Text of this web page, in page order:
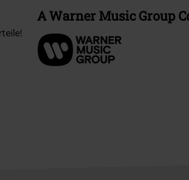
A Warner Music Group